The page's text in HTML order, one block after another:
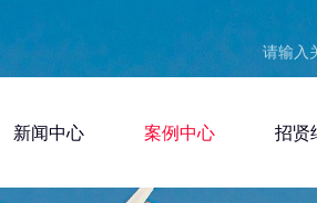
新闻中心 案例中心 招贤